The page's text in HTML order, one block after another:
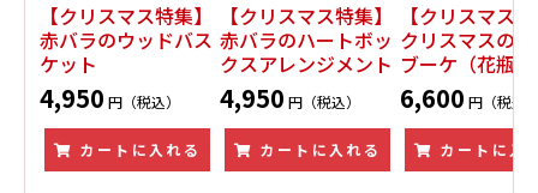
【クリスマス特集】
赤バラのウッドバス
ケット
4,950 円（税込）
カートに入れる
【クリスマス特集】
赤バラのハートボッ
クスアレンジメント
4,950 円（税込）
カートに入れる
【クリスマス
クリスマスの
ブーケ（花瓶
6,600 円（税込
カートに入